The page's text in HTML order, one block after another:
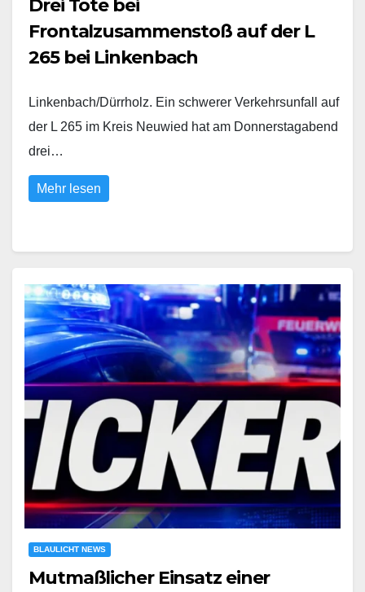
Drei Tote bei
Frontalzusammenstoß auf der L
265 bei Linkenbach
Linkenbach/Dürrholz. Ein schwerer Verkehrsunfall auf
der L 265 im Kreis Neuwied hat am Donnerstagabend
drei…
Mehr lesen
BLAULICHT NEWS
Mutmaßlicher Einsatz einer